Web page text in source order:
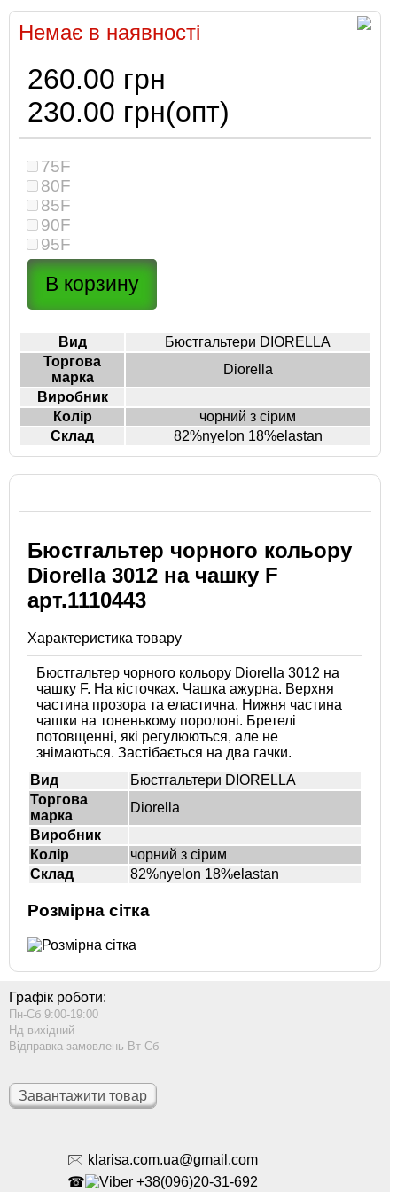
Немає в наявності
260.00 грн
230.00 грн(опт)
75F
80F
85F
90F
95F
Вид
Бюстгальтери DIORELLA
Торгова
марка
Diorella
Виробник
Колір
чорний з сірим
Склад
82%nyelon 18%elastan
Бюстгальтер чорного кольору
Diorella 3012 на чашку F
арт.1110443
Характеристика товару
Бюстгальтер чорного кольору Diorella 3012 на
чашку F. На кісточках. Чашка ажурна. Верхня
частина прозора та еластична. Нижня частина
чашки на тоненькому поролоні. Бретелі
потовщенні, які регулюються, але не
знімаються. Застібається на два гачки.
Вид
Бюстгальтери DIORELLA
Торгова
марка
Diorella
Виробник
Колір
чорний з сірим
Склад
82%nyelon 18%elastan
Розмірна сітка
Графік роботи:
Пн-Сб 9:00-19:00
Нд вихідний
Відправка замовлень Вт-Сб
Завантажити товар
🖂 klarisa.com.ua@gmail.com
☎
+38(096)20-31-692